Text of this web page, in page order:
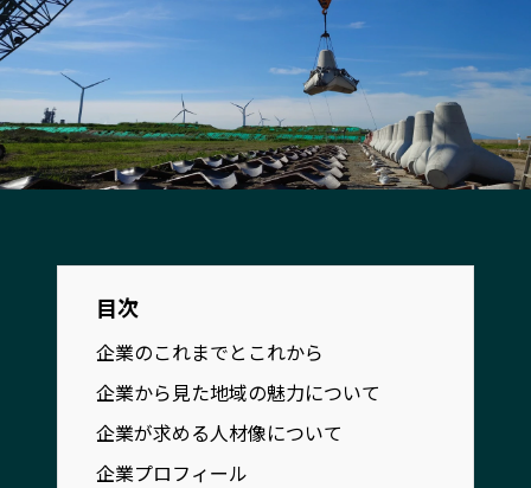
岡山エリア
広島エリア
徳島エリア
香川エリア
愛媛エリア
高知エリア
福岡エリア
佐賀エリア
長崎エリア
カテゴリから探す
特集コンテンツ
地域を代表する 企業100選
プレスリリース
目次
企業のこれまでとこれから
企業から見た地域の魅力について
企業が求める人材像について
企業プロフィール